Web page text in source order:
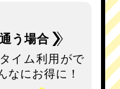
う場合
イム利用がで
なにお得に！